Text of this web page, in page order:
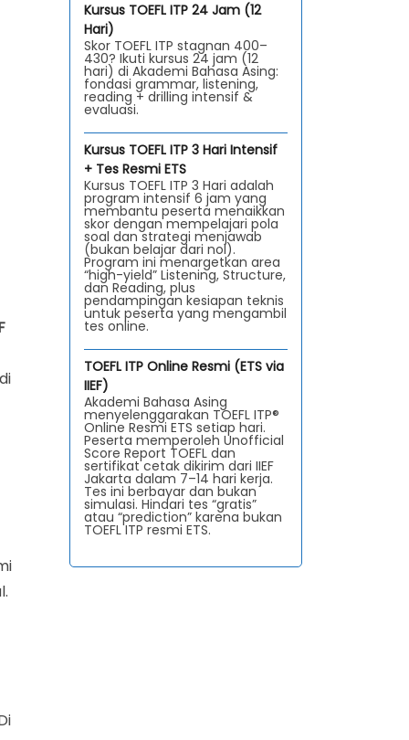
Kursus TOEFL ITP 24 Jam (12
Hari)
Skor TOEFL ITP stagnan 400–
430? Ikuti kursus 24 jam (12
hari) di Akademi Bahasa Asing:
fondasi grammar, listening,
reading + drilling intensif &
evaluasi.
Kursus TOEFL ITP 3 Hari Intensif
+ Tes Resmi ETS
Kursus TOEFL ITP 3 Hari adalah
program intensif 6 jam yang
membantu peserta menaikkan
skor dengan mempelajari pola
soal dan strategi menjawab
(bukan belajar dari nol).
Program ini menargetkan area
“high-yield” Listening, Structure,
dan Reading, plus
pendampingan kesiapan teknis
untuk peserta yang mengambil
tes online.
TOEFL ITP Online Resmi (ETS via
IIEF)
Akademi Bahasa Asing
menyelenggarakan TOEFL ITP®
Online Resmi ETS setiap hari.
Peserta memperoleh Unofficial
Score Report TOEFL dan
sertifikat cetak dikirim dari IIEF
Jakarta dalam 7–14 hari kerja.
Tes ini berbayar dan bukan
simulasi. Hindari tes “gratis”
atau “prediction” karena bukan
TOEFL ITP resmi ETS.